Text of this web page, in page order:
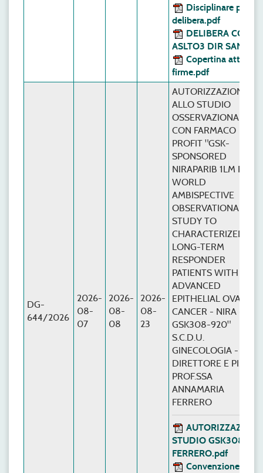
Disciplinare per
delibera.pdf
DELIBERA CONV.
ASLTO3 DIR SAN.pdf
Copertina atto con
firme.pdf
DG-
644/2026
2026-
08-
07
2026-
08-
08
2026-
08-
23
AUTORIZZAZIONE
ALLO STUDIO
OSSERVAZIONALE
CON FARMACO
PROFIT "GSK-
SPONSORED
NIRAPARIB 1LM REAL
WORLD
AMBISPECTIVE
OBSERVATIONAL
STUDY TO
CHARACTERIZED
LONG-TERM
RESPONDER
PATIENTS WITH
ADVANCED
EPITHELIAL OVARIAN
CANCER - NIRA -
GSK308-920"
S.C.D.U.
GINECOLOGIA -
DIRETTORE E PI:
PROF.SSA
ANNAMARIA
FERRERO
AUTORIZZAZIONE
STUDIO GSK308920
FERRERO.pdf
Convenzione